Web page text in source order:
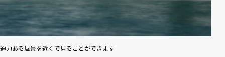
迫力ある風景を近くで見ることができます